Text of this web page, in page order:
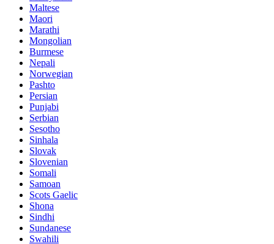
Maltese
Maori
Marathi
Mongolian
Burmese
Nepali
Norwegian
Pashto
Persian
Punjabi
Serbian
Sesotho
Sinhala
Slovak
Slovenian
Somali
Samoan
Scots Gaelic
Shona
Sindhi
Sundanese
Swahili